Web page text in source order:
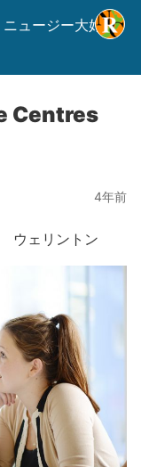
ュージー大好き
Centres
4年前
ウェリントン